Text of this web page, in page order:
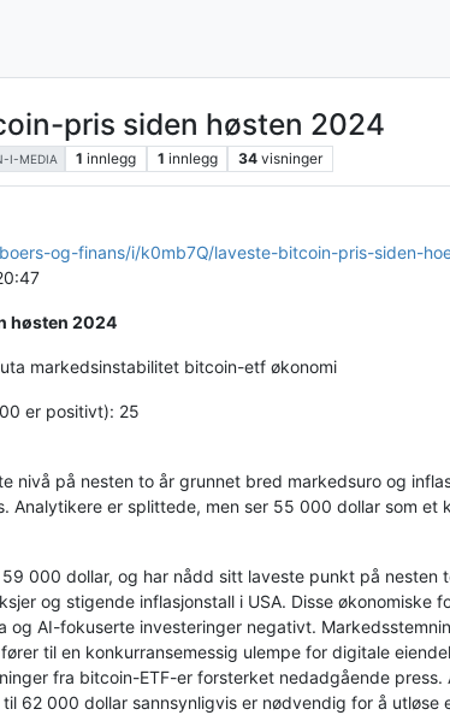
pris siden høsten 2024
I-MEDIA 1 innlegg 1 innlegg 34 visninger
og-finans/i/k0mb7Q/laveste-bitcoin-pris-siden-
høsten 2024
markedsinstabilitet bitcoin-etf økonomi
er positivt): 25
nivå på nesten to år grunnet bred markedsuro og
Analytikere er splittede, men ser 55 000 dollar som et
000 dollar, og har nådd sitt laveste punkt på
og stigende inflasjonstall i USA. Disse
og AI-fokuserte investeringer negativt.
til en konkurransemessig ulempe for digitale
fra bitcoin-ETF-er forsterket nedadgående
62 000 dollar sannsynligvis er nødvendig for å